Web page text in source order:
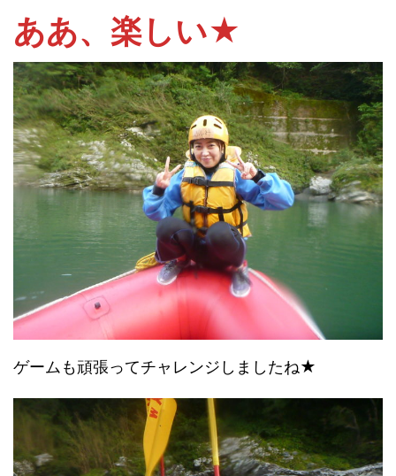
ああ、楽しい★
ゲームも頑張ってチャレンジしましたね★